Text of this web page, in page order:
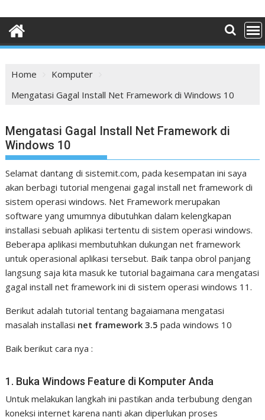
Home
Komputer
Mengatasi Gagal Install Net Framework di Windows 10
Mengatasi Gagal Install Net Framework di
Windows 10
Selamat dantang di sistemit.com, pada kesempatan ini saya
akan berbagi tutorial mengenai gagal install net framework di
sistem operasi windows. Net Framework merupakan
software yang umumnya dibutuhkan dalam kelengkapan
installasi sebuah aplikasi tertentu di sistem operasi windows.
Beberapa aplikasi membutuhkan dukungan net framework
untuk operasional aplikasi tersebut. Baik tanpa obrol panjang
langsung saja kita masuk ke tutorial bagaimana cara mengatasi
gagal install net framework ini di sistem operasi windows 11.
Berikut adalah tutorial tentang bagaiamana mengatasi
masalah installasi net framework 3.5 pada windows 10
Baik berikut cara nya :
1. Buka Windows Feature di Komputer Anda
Untuk melakukan langkah ini pastikan anda terbubung dengan
koneksi internet karena nanti akan diperlukan proses